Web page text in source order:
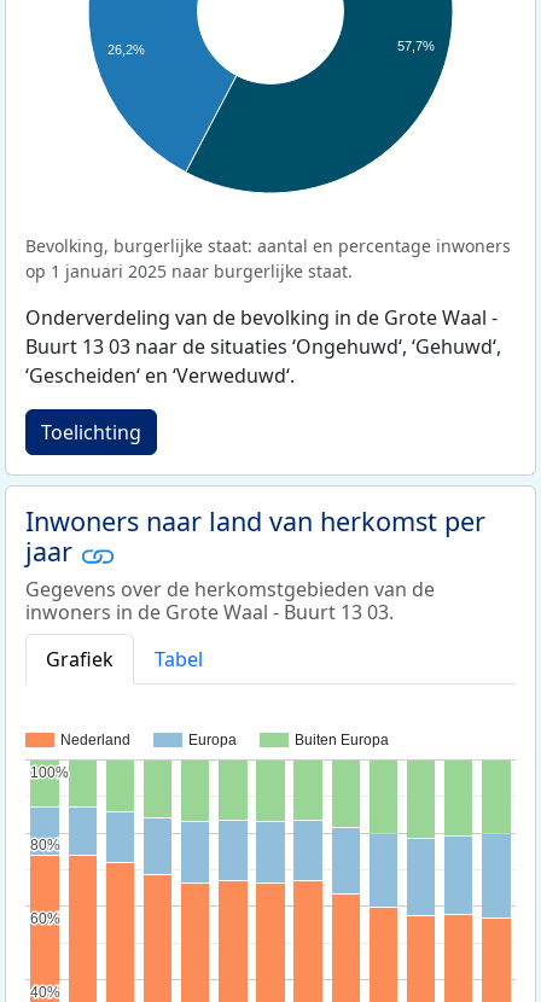
26,2% 57,7%
Bevolking, burgerlijke staat: aantal en percentage inwoners
op 1 januari 2025 naar burgerlijke staat.
Onderverdeling van de bevolking in de Grote Waal -
Buurt 13 03 naar de situaties ‘Ongehuwd‘, ‘Gehuwd‘,
‘Gescheiden‘ en ‘Verweduwd‘.
Toelichting
Inwoners naar land van herkomst per
jaar
Gegevens over de herkomstgebieden van de
inwoners in de Grote Waal - Buurt 13 03.
Grafiek
Tabel
Nederland Europa Buiten Europa
40%
40%
60%
60%
80%
80%
100%
100%